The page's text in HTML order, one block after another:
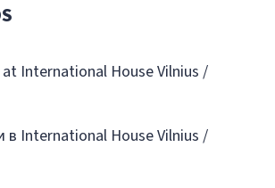
International House Vilnius /
в International House Vilnius /